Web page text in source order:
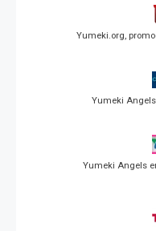
Yumeki.org,
Yumeki
Yumeki Angels